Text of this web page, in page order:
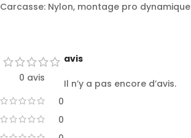
Carcasse: Nylon, montage pro dynamique
0 avis
0
0
avis
Il n’y a pas encore d’avis.